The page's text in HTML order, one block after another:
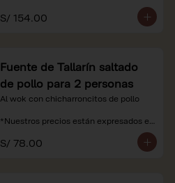
*Nuestros precios están expresados en
soles e incluyen impuestos de ley y
S/ 154.00
Fuente de Tallarín saltado
de pollo para 2 personas
Al wok con chicharroncitos de pollo
*Nuestros precios están expresados en
recargo al consumo.
S/ 78.00